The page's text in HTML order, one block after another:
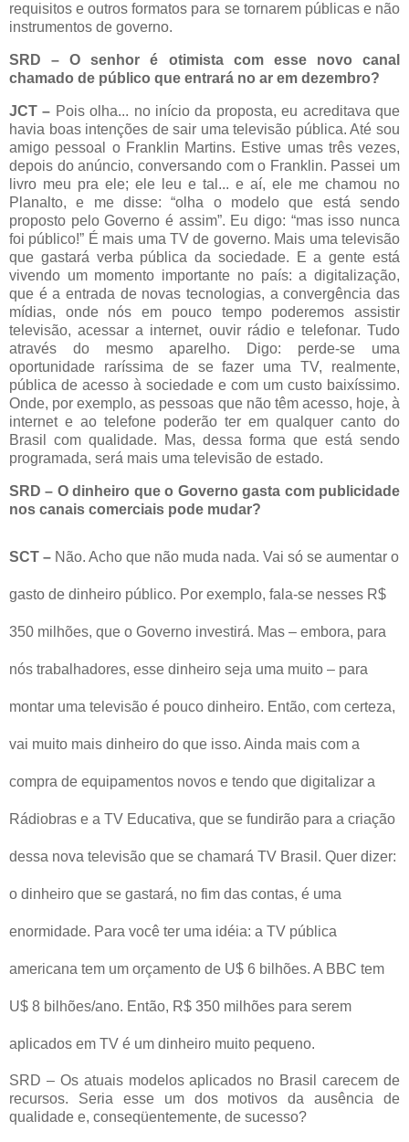
requisitos e outros formatos para se tornarem públicas e não
instrumentos de governo.
SRD – O senhor é otimista com esse novo canal
chamado de público que entrará no ar em dezembro?
JCT – Pois olha... no início da proposta, eu acreditava que
havia boas intenções de sair uma televisão pública. Até sou
amigo pessoal o Franklin Martins. Estive umas três vezes,
depois do anúncio, conversando com o Franklin. Passei um
livro meu pra ele; ele leu e tal... e aí, ele me chamou no
Planalto, e me disse: “olha o modelo que está sendo
proposto pelo Governo é assim”. Eu digo: “mas isso nunca
foi público!” É mais uma TV de governo. Mais uma televisão
que gastará verba pública da sociedade. E a gente está
vivendo um momento importante no país: a digitalização,
que é a entrada de novas tecnologias, a convergência das
mídias, onde nós em pouco tempo poderemos assistir
televisão, acessar a internet, ouvir rádio e telefonar. Tudo
através do mesmo aparelho. Digo: perde-se uma
oportunidade raríssima de se fazer uma TV, realmente,
pública de acesso à sociedade e com um custo baixíssimo.
Onde, por exemplo, as pessoas que não têm acesso, hoje, à
internet e ao telefone poderão ter em qualquer canto do
Brasil com qualidade. Mas, dessa forma que está sendo
programada, será mais uma televisão de estado.
SRD – O dinheiro que o Governo gasta com publicidade
nos canais comerciais pode mudar?
SCT – Não. Acho que não muda nada. Vai só se aumentar o
gasto de dinheiro público. Por exemplo, fala-se nesses R$
350 milhões, que o Governo investirá. Mas – embora, para
nós trabalhadores, esse dinheiro seja uma muito – para
montar uma televisão é pouco dinheiro. Então, com certeza,
vai muito mais dinheiro do que isso. Ainda mais com a
compra de equipamentos novos e tendo que digitalizar a
Rádiobras e a TV Educativa, que se fundirão para a criação
dessa nova televisão que se chamará TV Brasil. Quer dizer:
o dinheiro que se gastará, no fim das contas, é uma
enormidade. Para você ter uma idéia: a TV pública
americana tem um orçamento de U$ 6 bilhões. A BBC tem
U$ 8 bilhões/ano. Então, R$ 350 milhões para serem
aplicados em TV é um dinheiro muito pequeno.
SRD – Os atuais modelos aplicados no Brasil carecem de
recursos. Seria esse um dos motivos da ausência de
qualidade e, conseqüentemente, de sucesso?